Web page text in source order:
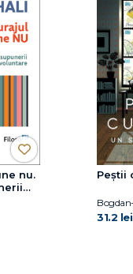
nu.
Peștii
31.2 lei